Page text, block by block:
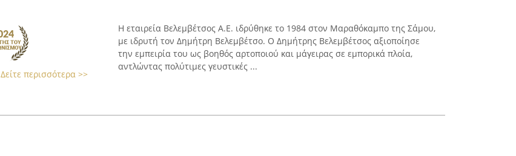
Δείτε περισσότερα >>
Η εταιρεία Βελεμβέτσος Α.Ε. ιδρύθηκε το 1984 στον Μαραθόκαμπο της Σάμου,
με ιδρυτή τον Δημήτρη Βελεμβέτσο. Ο Δημήτρης Βελεμβέτσος αξιοποίησε
την εμπειρία του ως βοηθός αρτοποιού και μάγειρας σε εμπορικά πλοία,
αντλώντας πολύτιμες γευστικές ...